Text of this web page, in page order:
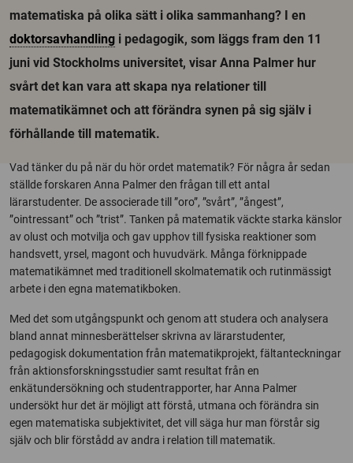
matematiska på olika sätt i olika sammanhang? I en
doktorsavhandling i pedagogik, som läggs fram den 11
juni vid Stockholms universitet, visar Anna Palmer hur
svårt det kan vara att skapa nya relationer till
matematikämnet och att förändra synen på sig själv i
förhållande till matematik.
Vad tänker du på när du hör ordet matematik? För några år sedan
ställde forskaren Anna Palmer den frågan till ett antal
lärarstudenter. De associerade till ”oro”, ”svårt”, ”ångest”,
”ointressant” och ”trist”. Tanken på matematik väckte starka känslor
av olust och motvilja och gav upphov till fysiska reaktioner som
handsvett, yrsel, magont och huvudvärk. Många förknippade
matematikämnet med traditionell skolmatematik och rutinmässigt
arbete i den egna matematikboken.
Med det som utgångspunkt och genom att studera och analysera
bland annat minnesberättelser skrivna av lärarstudenter,
pedagogisk dokumentation från matematikprojekt, fältanteckningar
från aktionsforskningsstudier samt resultat från en
enkätundersökning och studentrapporter, har Anna Palmer
undersökt hur det är möjligt att förstå, utmana och förändra sin
egen matematiska subjektivitet, det vill säga hur man förstår sig
själv och blir förstådd av andra i relation till matematik.